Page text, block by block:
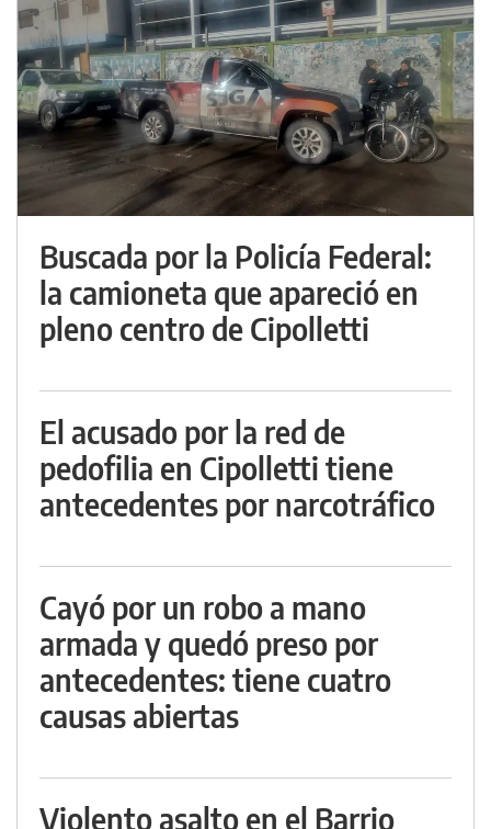
Buscada por la Policía Federal:
la camioneta que apareció en
pleno centro de Cipolletti
El acusado por la red de
pedofilia en Cipolletti tiene
antecedentes por narcotráfico
Cayó por un robo a mano
armada y quedó preso por
antecedentes: tiene cuatro
causas abiertas
Violento asalto en el Barrio